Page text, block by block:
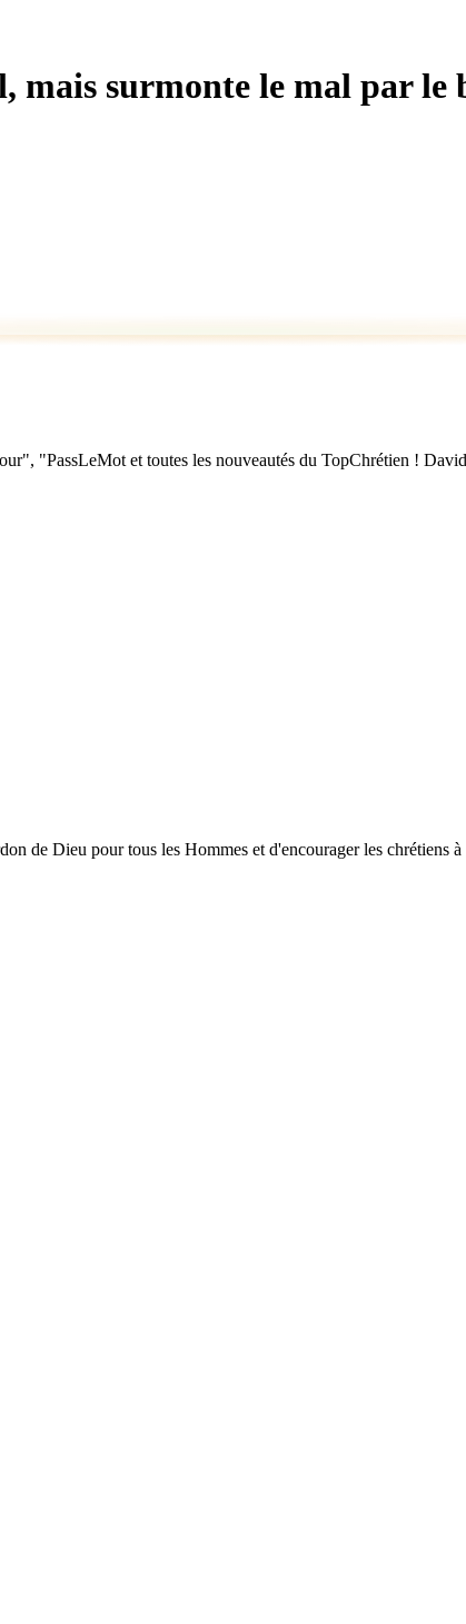
mais surmonte le mal par le
"PassLeMot et toutes les nouveautés du TopChrétien !
de Dieu pour tous les Hommes et d'encourager les chrétiens